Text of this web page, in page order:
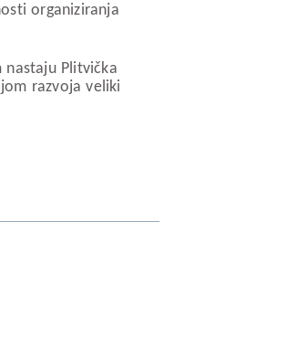
organiziranja
Plitvička
razvoja veliki